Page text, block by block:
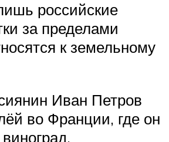
российские
за пределами
к земельному
Иван Петров
во Франции, где он